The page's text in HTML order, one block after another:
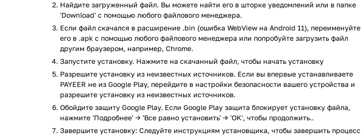
Управление кошельках в различных валютах мира и криптовалютах.
Быстрые переводы другим клиентам сервиса.
Оплата связи и прочих услуг, в несколько тапов.
Перевод денежных средств на карты Visa или MasterCard, по всему миру.
Обмен валют и криптовалют на встроенной бирже.
Сохранение истории транзакций.
Возможность заработать на разнице курсов.
Возможность вывести прибыль, различными способами.
Очень бытрая и простая регистрация.
С сайта apkshki.com, вы всегда можете скачать приложение PAYEER для Android на свой
смартфон, совершенно бесплатно.
Найдите загруженный файл. Вы можете найти его в шторке уведомлений или в папке
'Download' с помощью любого файлового менеджера.
Если файл скачался в расширение .bin (ошибка WebView на Android 11), переименуйте
его в .apk с помощью любого файлового менеджера или попробуйте загрузить файл
другим браузером, например, Chrome.
Запустите установку. Нажмите на скачанный файл, чтобы начать установку
Разрешите установку из неизвестных источников. Если вы впервые устанавливаете
PAYEER не из Google Play, перейдите в настройки безопасности вашего устройства и
разрешите установку из неизвестных источников.
Обойдите защиту Google Play. Если Google Play защита блокирует установку файла,
нажмите 'Подробнее' → 'Все равно установить' → 'OK', чтобы продолжить..
Завершите установку: Следуйте инструкциям установщика, чтобы завершить процесс